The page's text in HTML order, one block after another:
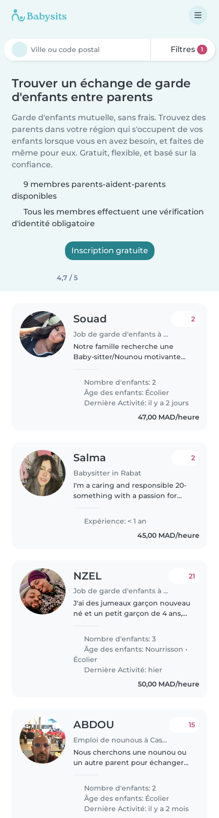
Filtres 1
Trouver un échange de garde
d'enfants entre parents
Garde d'enfants mutuelle, sans frais. Trouvez des
parents dans votre région qui s'occupent de vos
enfants lorsque vous en avez besoin, et faites de
même pour eux. Gratuit, flexible, et basé sur la
confiance.
9 membres parents-aident-parents
disponibles
Tous les membres effectuent une vérification
d'identité obligatoire
Inscription gratuite
4,7 / 5
Souad
Job de garde d'enfants à Tanger
2
Notre famille recherche une
Baby-sitter/Nounou motivante
enfants le soir en âge scolaire.
Créatifs et pleins d'énergie, ils
adorent jouer et s'amuser.
Contactez-moi..
Nombre d'enfants: 2
Âge des enfants: Écolier
Dernière Activité: il y a 2 jours
47,00 MAD/heure
Salma
Babysitter in Rabat
2
I'm a caring and responsible 20-
something with a passion for
degree in Nursing and English
studies, and I'm First Aid
Expérience: < 1 an
45,00 MAD/heure
NZEL
Job de garde d'enfants à Rabat
21
J'ai des jumeaux garçon nouveau
né et un petit garçon de 4 ans,
jumeaux d'une aide de temps a
autre
Nombre d'enfants: 3
Âge des enfants: Nourrisson •
Écolier
Dernière Activité: hier
50,00 MAD/heure
ABDOU
Emploi de nounous à Casablanca
15
Nous cherchons une nounou ou
un autre parent pour échanger
deux enfants en âge d'aller à
l'école. Nos enfants sont curieux,
sportifs et intelligents...
Nombre d'enfants: 2
Âge des enfants: Écolier
Dernière Activité: il y a 2 mois